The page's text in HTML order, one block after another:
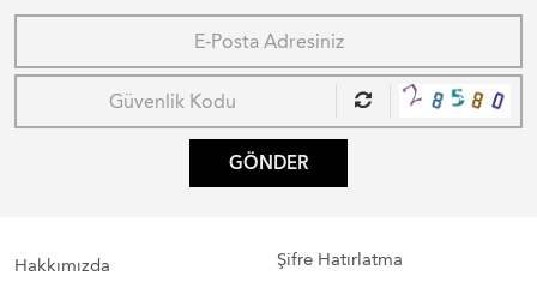
GÖNDER
Hakkımızda Şifre Hatırlatma